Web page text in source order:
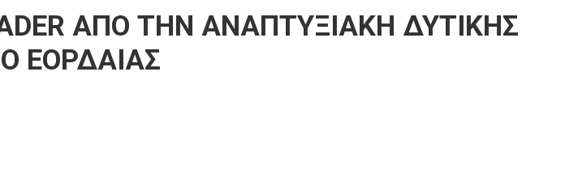
ΑΠΟ ΤΗΝ ΑΝΑΠΤΥΞΙΑΚΗ ΔΥΤΙΚΗΣ
ΕΟΡΔΑΙΑΣ